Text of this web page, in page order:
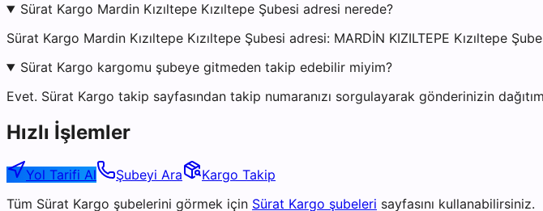
Sürat Kargo Mardin Kızıltepe Kızıltepe Şubesi adresi nerede?
Sürat Kargo Mardin Kızıltepe Kızıltepe Şubesi adresi: MARDİN KIZILTEPE Kızıltepe
Sürat Kargo kargomu şubeye gitmeden takip edebilir miyim?
Evet. Sürat Kargo takip sayfasından takip numaranızı sorgulayarak gönderinizin
Hızlı İşlemler
Yol Tarifi Al Şubeyi Ara
Kargo Takip
Tüm Sürat Kargo şubelerini görmek için Sürat Kargo şubeleri sayfasını kullanabilirsiniz.